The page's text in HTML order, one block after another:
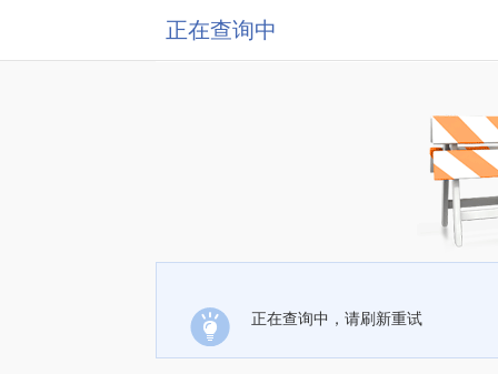
正在查询中
正在查询中，请刷新重试